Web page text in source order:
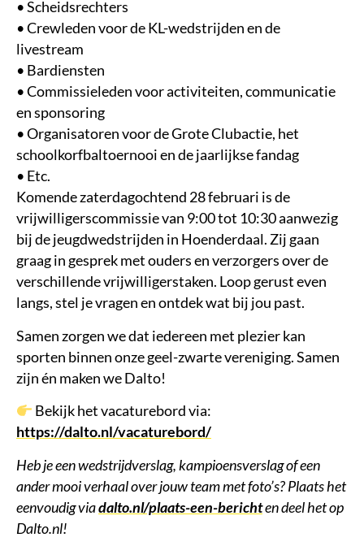
•Scheidsrechters
•Crewleden voor de KL-wedstrijden en de
livestream
• Bardiensten
•Commissieleden voor activiteiten, communicatie
en sponsoring
•Organisatoren voor de Grote Clubactie, het
schoolkorfbaltoernooi en de jaarlijksefandag
• Etc.
Komende zaterdagochtend 28 februari is de
vrijwilligerscommissie van 9:00 tot 10:30 aanwezig
bij de jeugdwedstrijden in Hoenderdaal. Zij gaan
graag in gesprek met ouders en verzorgers over de
verschillende vrijwilligerstaken. Loop gerust even
langs, stel je vragen en ontdek wat bij jou past.
Samen zorgen we dat iedereen met plezier kan
sporten binnen onze geel-zwarte vereniging. Samen
zijn én maken weDalto!
Bekijk het vacaturebord via:
https://dalto.nl/vacaturebord/
Heb je een wedstrijdverslag, kampioensverslag of een
ander mooi verhaal over jouw team met foto’s? Plaats het
eenvoudig viadalto.nl/plaats-een-berichten deel het op
Dalto.nl!